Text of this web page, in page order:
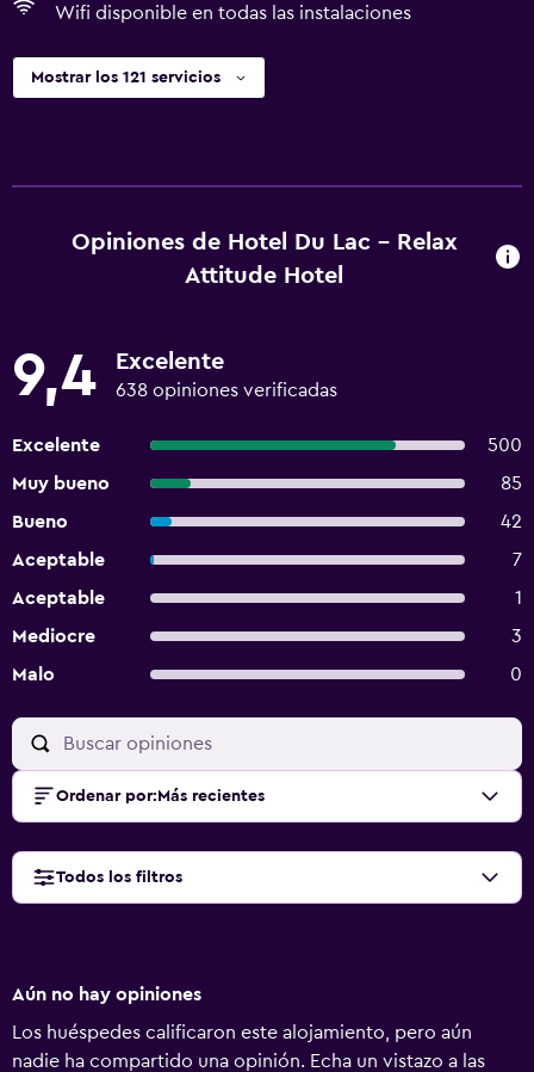
Wifi disponible en todas las instalaciones
Mostrar los 121 servicios
Opiniones de Hotel Du Lac - Relax
Attitude Hotel
9,4 Excelente
638 opiniones verificadas
Excelente
500
Muy bueno
85
Bueno
42
Aceptable
7
Aceptable
1
Mediocre
3
Malo
0
Ordenar por: Más recientes
Todos los filtros
Aún no hay opiniones
Los huéspedes calificaron este alojamiento, pero aún
nadie ha compartido una opinión. Echa un vistazo a las